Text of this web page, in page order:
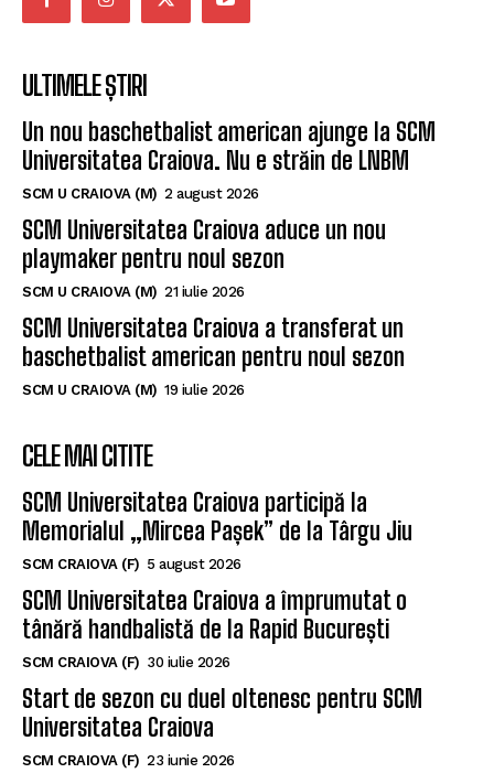
ULTIMELE ȘTIRI
Un nou baschetbalist american ajunge la SCM
Universitatea Craiova. Nu e străin de LNBM
SCM U CRAIOVA (M) 2 august 2026
SCM Universitatea Craiova aduce un nou
playmaker pentru noul sezon
SCM U CRAIOVA (M) 21 iulie 2026
SCM Universitatea Craiova a transferat un
baschetbalist american pentru noul sezon
SCM U CRAIOVA (M) 19 iulie 2026
CELE MAI CITITE
SCM Universitatea Craiova participă la
Memorialul „Mircea Pașek” de la Târgu Jiu
SCM CRAIOVA (F) 5 august 2026
SCM Universitatea Craiova a împrumutat o
tânără handbalistă de la Rapid București
SCM CRAIOVA (F) 30 iulie 2026
Start de sezon cu duel oltenesc pentru SCM
Universitatea Craiova
SCM CRAIOVA (F) 23 iunie 2026